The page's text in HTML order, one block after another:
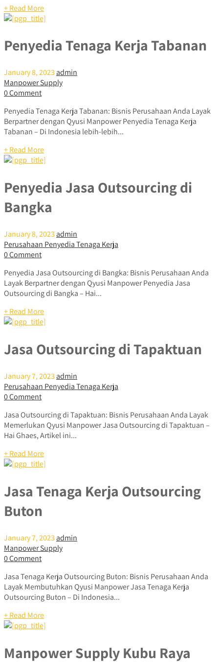
+ Read More
Penyedia Tenaga Kerja Tabanan
January 8, 2023 admin
Manpower Supply
0 Comment
Penyedia Tenaga Kerja Tabanan: Bisnis Perusahaan Anda Layak
Berpartner dengan Qyusi Manpower Penyedia Tenaga Kerja
Tabanan – Di Indonesia lebih-lebih...
+ Read More
Penyedia Jasa Outsourcing di
Bangka
January 8, 2023 admin
Perusahaan Penyedia Tenaga Kerja
0 Comment
Penyedia Jasa Outsourcing di Bangka: Bisnis Perusahaan Anda
Layak Berpartner dengan Qyusi Manpower Penyedia Jasa
Outsourcing di Bangka – Hai...
+ Read More
Jasa Outsourcing di Tapaktuan
January 7, 2023 admin
Perusahaan Penyedia Tenaga Kerja
0 Comment
Jasa Outsourcing di Tapaktuan: Bisnis Perusahaan Anda Layak
Memerlukan Qyusi Manpower Jasa Outsourcing di Tapaktuan –
Hai Ghaes, Artikel ini...
+ Read More
Jasa Tenaga Kerja Outsourcing
Buton
January 7, 2023 admin
Manpower Supply
0 Comment
Jasa Tenaga Kerja Outsourcing Buton: Bisnis Perusahaan Anda
Layak Membutuhkan Qyusi Manpower Jasa Tenaga Kerja
Outsourcing Buton – Di Indonesia...
+ Read More
Manpower Supply Kubu Raya